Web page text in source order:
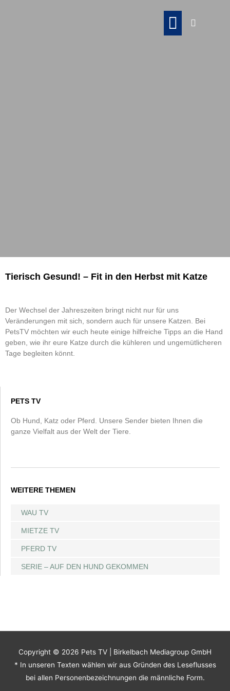
Tierisch Gesund! – Fit in den Herbst mit Katze
Der Wechsel der Jahreszeiten bringt nicht nur für uns
Veränderungen mit sich, sondern auch für unsere Katzen. Bei
PetsTV möchten wir euch heute einige hilfreiche Tipps an die Hand
geben, wie ihr eure Katze durch die kühleren und ungemütlicheren
Tage begleiten könnt.
PETS TV
Ob Hund, Katz oder Pferd. Unsere Sender bieten Ihnen die
ganze Vielfalt aus der Welt der Tiere.
WEITERE THEMEN
WAU TV
MIETZE TV
PFERD TV
SERIE – AUF DEN HUND GEKOMMEN
Copyright © 2026 Pets TV | Birkelbach Mediagroup GmbH
* In unseren Texten wählen wir aus Gründen des Leseflusses
bei allen Personenbezeichnungen die männliche Form.